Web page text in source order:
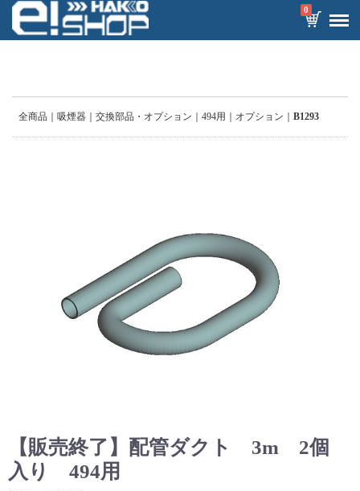
0
全商品 吸煙器 交換部品・オプション 494用 オプション B1293
【販売終了】配管ダクト 3m 2個
入り 494用